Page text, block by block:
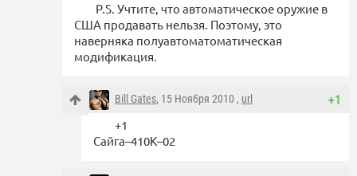
P.S. Учтите, что автоматическое оружие в
США продавать нельзя. Поэтому, это
наверняка полуавтоматоматическая
модификация.
+1
Bill Gates, 15 Ноября 2010 , url
+1
Сайга–410К–02